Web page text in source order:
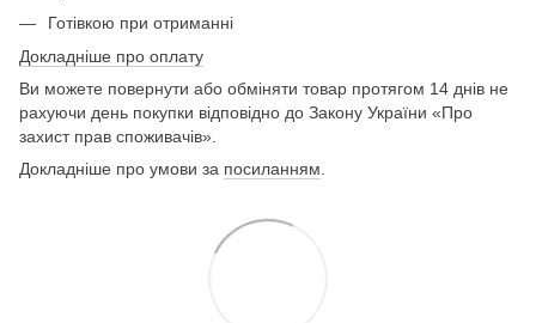
Готівкою при отриманні
Докладніше про оплату
Ви можете повернути або обміняти товар протягом 14 днів не
рахуючи день покупки відповідно до Закону України «Про
захист прав споживачів».
Докладніше про умови за посиланням